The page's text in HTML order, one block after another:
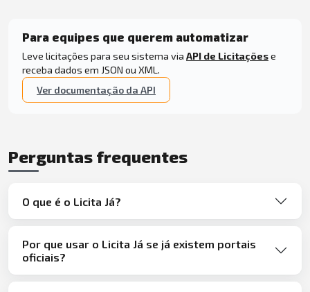
Para equipes que querem automatizar
Leve licitações para seu sistema via API de Licitaçõese
receba dados em JSON ou XML.
Ver documentação da API
Perguntas frequentes
O que é o Licita Já?
Por que usar o Licita Já se já existem portais
oficiais?